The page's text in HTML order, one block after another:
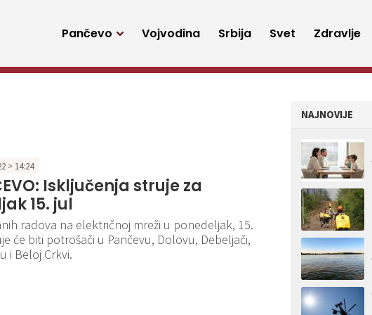
Pančevo Vojvodina Srbija Svet Zdravlje
> 14:24
Isključenja struje za
15. jul
radova na električnoj mreži u ponedeljak, 15.
će biti potrošači u Pančevu, Dolovu, Debeljači,
i Beloj Crkvi.
NAJNOVIJE